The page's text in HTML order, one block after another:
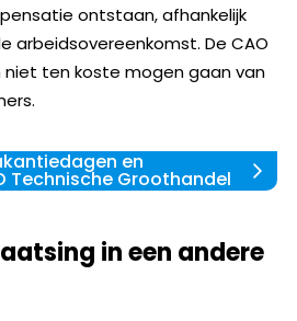
ontstaan, afhankelijk
arbeidsovereenkomst. De CAO
ten koste mogen gaan van
en
Technische Groothandel
in een andere